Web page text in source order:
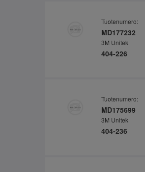
Tuotenumero:
MD177232
3M Unitek
404-226
Tuotenumero:
MD175699
3M Unitek
404-236